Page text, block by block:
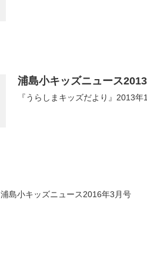
浦島小キッズニュース
『うらしまキッズだより』2013
浦島小キッズニュース2016年3月号